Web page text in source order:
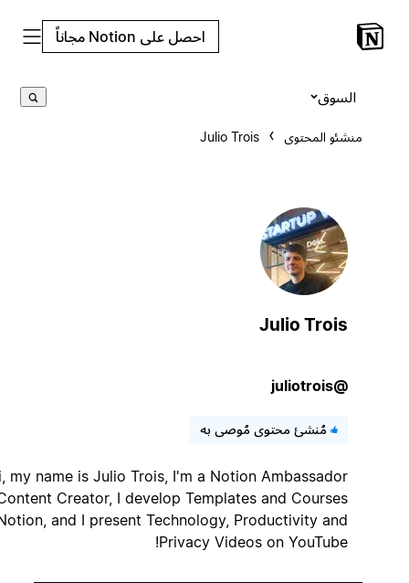
احصل على Notion مجاناً
منشئو المحتوى Julio Trois
Julio Trois
مُنشئ محتوى مُوصى به
Hi, my name is Julio Trois, I'm a Notion Ambassador
and Content Creator, I develop Templates and Courses
for Notion, and I present Technology, Productivity and
Privacy Videos on YouTube!